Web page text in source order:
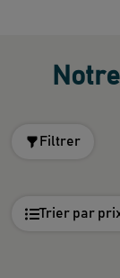
Filtrer
Trier par